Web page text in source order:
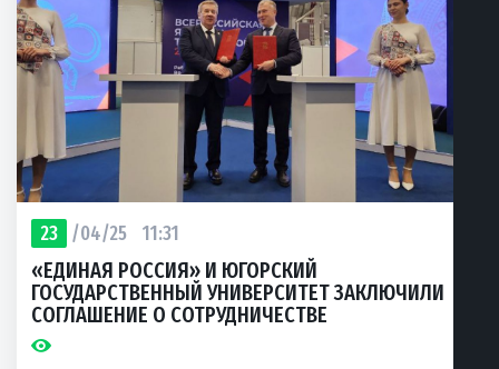
23 /04/25 11:31
«ЕДИНАЯ РОССИЯ» И ЮГОРСКИЙ
ГОСУДАРСТВЕННЫЙ УНИВЕРСИТЕТ ЗАКЛЮЧИЛИ
СОГЛАШЕНИЕ О СОТРУДНИЧЕСТВЕ